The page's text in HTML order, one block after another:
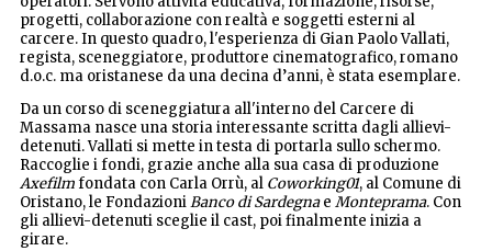
progetti, collaborazione con realtà e soggetti esterni al
carcere. In questo quadro, l'esperienza di Gian Paolo Vallati,
regista, sceneggiatore, produttore cinematografico, romano
d.o.c. ma oristanese da una decina d’anni, è stata esemplare.
Da un corso di sceneggiatura all'interno del Carcere di
Massama nasce una storia interessante scritta dagli allievi-
detenuti. Vallati si mette in testa di portarla sullo schermo.
Raccoglie i fondi, grazie anche alla sua casa di produzione
Axefilmfondata con Carla Orrù, al Coworking01, al Comune di
Oristano, le FondazioniBanco di Sardegnae Monteprama. Con
gli allievi-detenuti sceglie il cast, poi finalmente inizia a
girare.